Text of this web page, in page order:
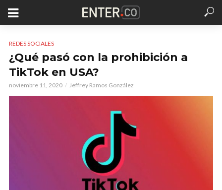
REDES SOCIALES
¿Qué pasó con la prohibición a
TikTok en USA?
noviembre 11, 2020 Jeffrey Ramos González